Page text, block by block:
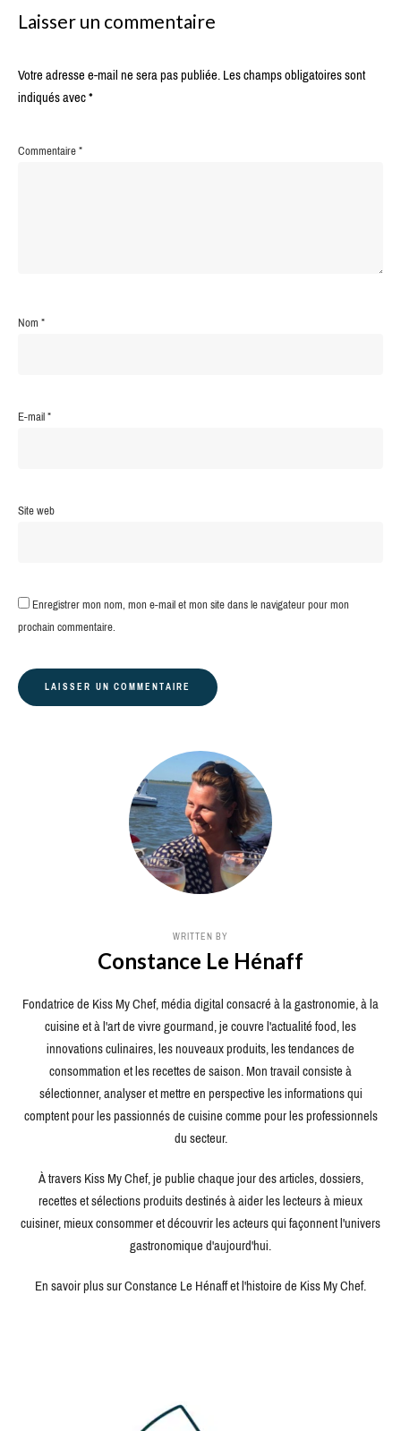
Laisser un commentaire
Votre adresse e-mail ne sera pas publiée.Les champs obligatoires sont
indiqués avec*
Commentaire*
Nom*
E-mail*
Site web
Enregistrer mon nom, mon e-mail et mon site dans le navigateur pour mon
prochain commentaire.
WRITTEN BY
Constance Le Hénaff
Fondatrice de Kiss My Chef, média digital consacré à la gastronomie, à la
cuisine et à l'art de vivre gourmand, je couvre l'actualité food, les
innovations culinaires, les nouveaux produits, les tendances de
consommation et les recettes de saison. Mon travail consiste à
sélectionner, analyser et mettre en perspective les informations qui
comptent pour les passionnés de cuisine comme pour les professionnels
du secteur.
À travers Kiss My Chef, je publie chaque jour des articles, dossiers,
recettes et sélections produits destinés à aider les lecteurs à mieux
cuisiner, mieux consommer et découvrir les acteurs qui façonnent l'univers
gastronomique d'aujourd'hui.
En savoir plus sur Constance Le Hénaff et l'histoire de Kiss My Chef.